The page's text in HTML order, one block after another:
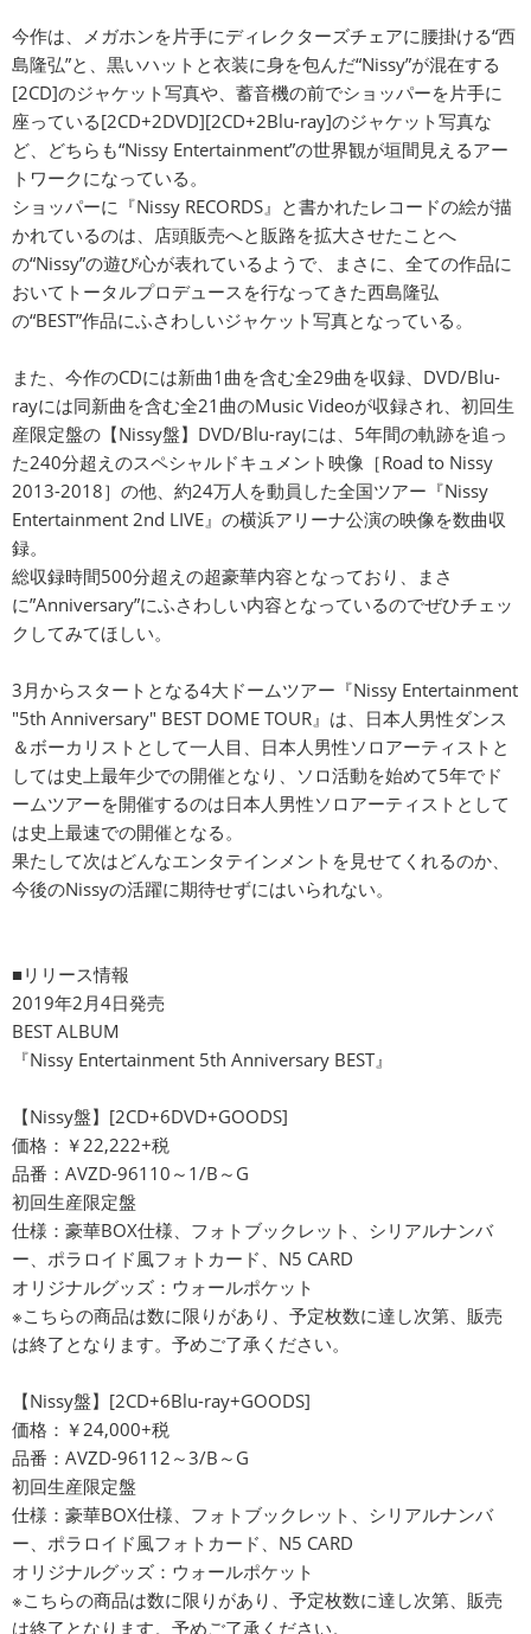
今作は、メガホンを片手にディレクターズチェアに腰掛ける“西
島隆弘”と、黒いハットと衣装に身を包んだ“Nissy”が混在する
[2CD]のジャケット写真や、蓄音機の前でショッパーを片手に
座っている[2CD+2DVD][2CD+2Blu-ray]のジャケット写真な
ど、どちらも“Nissy Entertainment”の世界観が垣間見えるアー
トワークになっている。
ショッパーに『Nissy RECORDS』と書かれたレコードの絵が描
かれているのは、店頭販売へと販路を拡大させたことへ
の“Nissy”の遊び心が表れているようで、まさに、全ての作品に
おいてトータルプロデュースを行なってきた西島隆弘
の“BEST”作品にふさわしいジャケット写真となっている。
また、今作のCDには新曲1曲を含む全29曲を収録、DVD/Blu-
rayには同新曲を含む全21曲のMusic Videoが収録され、初回生
産限定盤の【Nissy盤】DVD/Blu-rayには、5年間の軌跡を追っ
た240分超えのスペシャルドキュメント映像［Road to Nissy
2013-2018］の他、約24万人を動員した全国ツアー『Nissy
Entertainment 2nd LIVE』の横浜アリーナ公演の映像を数曲収
録。
総収録時間500分超えの超豪華内容となっており、まさ
に”Anniversary”にふさわしい内容となっているのでぜひチェッ
クしてみてほしい。
3月からスタートとなる4大ドームツアー『Nissy Entertainment
"5th Anniversary" BEST DOME TOUR』は、日本人男性ダンス
＆ボーカリストとして一人目、日本人男性ソロアーティストと
しては史上最年少での開催となり、ソロ活動を始めて5年でド
ームツアーを開催するのは日本人男性ソロアーティストとして
は史上最速での開催となる。
果たして次はどんなエンタテインメントを見せてくれるのか、
今後のNissyの活躍に期待せずにはいられない。
■リリース情報
2019年2月4日発売
BEST ALBUM
『Nissy Entertainment 5th Anniversary BEST』
【Nissy盤】[2CD+6DVD+GOODS]
価格：￥22,222+税
品番：AVZD-96110～1/B～G
初回生産限定盤
仕様：豪華BOX仕様、フォトブックレット、シリアルナンバ
ー、ポラロイド風フォトカード、N5 CARD
オリジナルグッズ：ウォールポケット
※こちらの商品は数に限りがあり、予定枚数に達し次第、販売
は終了となります。予めご了承ください。
【Nissy盤】[2CD+6Blu-ray+GOODS]
価格：￥24,000+税
品番：AVZD-96112～3/B～G
初回生産限定盤
仕様：豪華BOX仕様、フォトブックレット、シリアルナンバ
ー、ポラロイド風フォトカード、N5 CARD
オリジナルグッズ：ウォールポケット
※こちらの商品は数に限りがあり、予定枚数に達し次第、販売
は終了となります。予めご了承ください。